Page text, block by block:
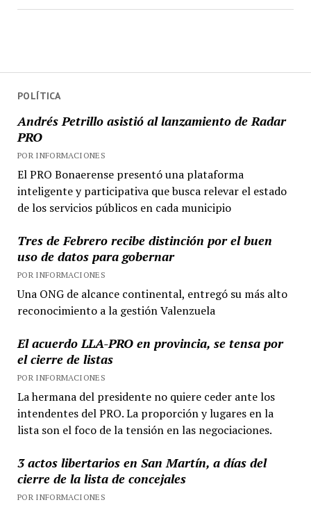
POLÍTICA
Andrés Petrillo asistió al lanzamiento de Radar
PRO
POR INFORMACIONES
El PRO Bonaerense presentó una plataforma
inteligente y participativa que busca relevar el estado
de los servicios públicos en cada municipio
Tres de Febrero recibe distinción por el buen
uso de datos para gobernar
POR INFORMACIONES
Una ONG de alcance continental, entregó su más alto
reconocimiento a la gestión Valenzuela
El acuerdo LLA-PRO en provincia, se tensa por
el cierre de listas
POR INFORMACIONES
La hermana del presidente no quiere ceder ante los
intendentes del PRO. La proporción y lugares en la
lista son el foco de la tensión en las negociaciones.
3 actos libertarios en San Martín, a días del
cierre de la lista de concejales
POR INFORMACIONES